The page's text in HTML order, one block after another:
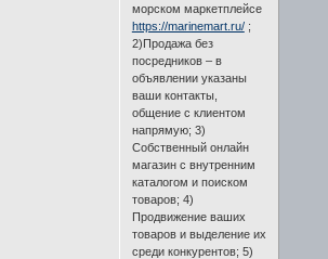
морском маркетплейсе
https://marinemart.ru/;
2)Продажа без
посредников – в
объявлении указаны
ваши контакты,
общение с клиентом
напрямую; 3)
Собственный онлайн
магазин с внутренним
каталогом и поиском
товаров; 4)
Продвижение ваших
товаров и выделение их
среди конкурентов; 5)